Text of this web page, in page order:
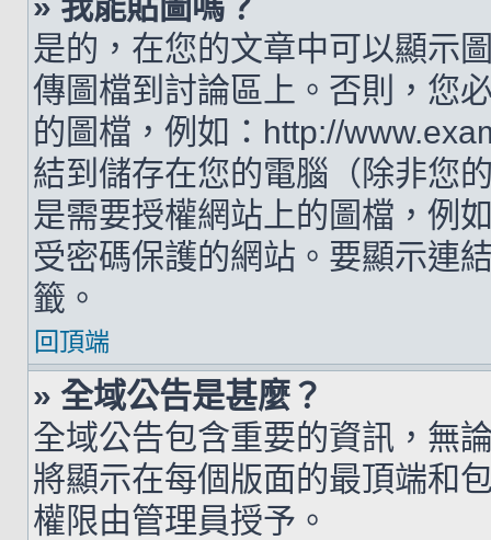
是的，在您的文章中可以顯示
傳圖檔到討論區上。否則，您
的圖檔，例如：http://
結到儲存在您的電腦（除非您
是需要授權網站上的圖檔，例
受密碼保護的網站。要顯示連
籤。
回頂端
» 全域公告是甚麼？
全域公告包含重要的資訊，無
將顯示在每個版面的最頂端和
權限由管理員授予。